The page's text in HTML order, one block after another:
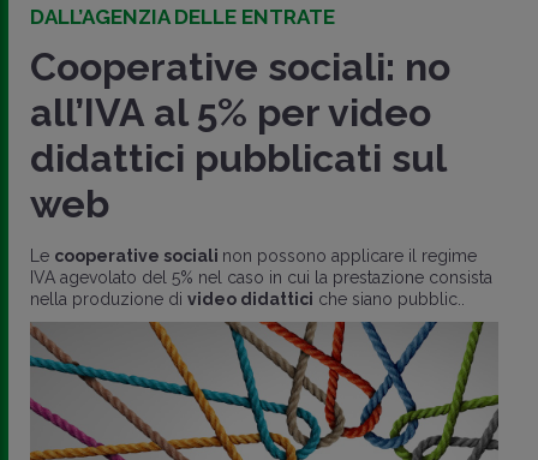
DALL’AGENZIA DELLE ENTRATE
Cooperative sociali: no
all’IVA al 5% per video
didattici pubblicati sul
web
Le cooperative sociali non possono applicare il regime
IVA agevolato del 5% nel caso in cui la prestazione consista
nella produzione di video didattici che siano pubblic..